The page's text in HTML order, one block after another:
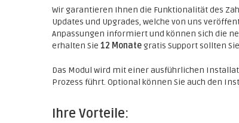
Wir garantieren Ihnen die Funktionalität des
Updates und Upgrades, welche von uns
Anpassungen informiert und können sich die
erhalten Sie 12 Monategratis Support sollten
Das Modul wird mit einer ausführlichen
Prozess führt. Optional können Sie auch den
Ihre Vorteile: